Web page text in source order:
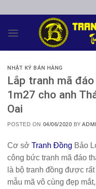
content
NHẬT KÝ BÁN HÀNG
Lắp tranh mã
1m27 cho anh
Oai
POSTED ON 04/06/2020 BY
Cơ sở Tranh Đồng Bảo
công bức tranh mã đáo
là bộ tranh đồng được
mẫu mã vô cùng đẹp